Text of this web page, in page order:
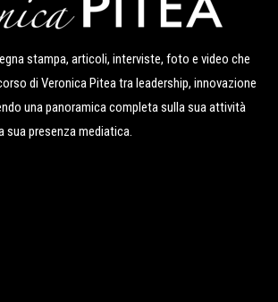
stampa, articoli, interviste, foto e video che
di Veronica Pitea tra leadership, innovazione
una panoramica completa sulla sua attività
sua presenza mediatica.